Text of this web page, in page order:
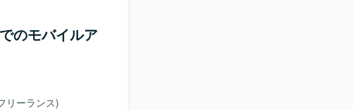
のモバイルア
リーランス)